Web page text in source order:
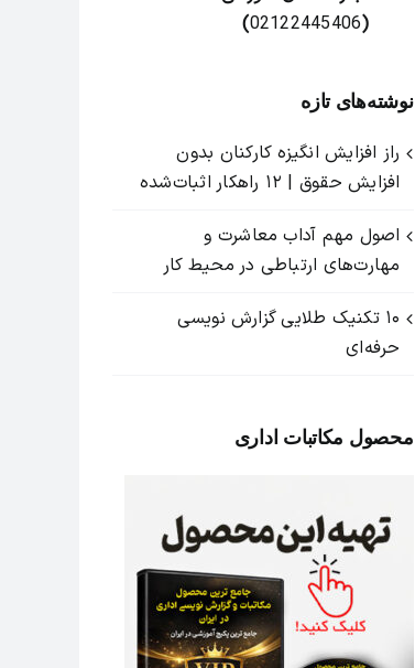
(
02122445406
)
نوشته‌های تازه
راز افزایش انگیزه کارکنان بدون
افزایش حقوق | ۱۲ راهکار اثبات‌شده
اصول مهم آداب معاشرت و
مهارت‌های ارتباطی در محیط کار
۱۰ تکنیک طلایی گزارش ‌نویسی
حرفه‌ای
محصول مکاتبات اداری